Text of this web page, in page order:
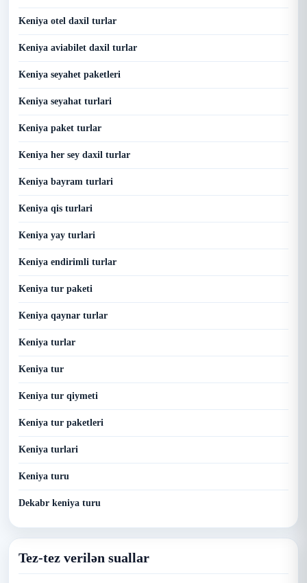
Keniya otel daxil turlar
Keniya aviabilet daxil turlar
Keniya seyahet paketleri
Keniya seyahat turlari
Keniya paket turlar
Keniya her sey daxil turlar
Keniya bayram turlari
Keniya qis turlari
Keniya yay turlari
Keniya endirimli turlar
Keniya tur paketi
Keniya qaynar turlar
Keniya turlar
Keniya tur
Keniya tur qiymeti
Keniya tur paketleri
Keniya turlari
Keniya turu
Dekabr keniya turu
Tez-tez verilən suallar